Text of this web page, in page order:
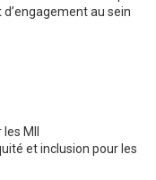
au sein
MII
et inclusion pour les